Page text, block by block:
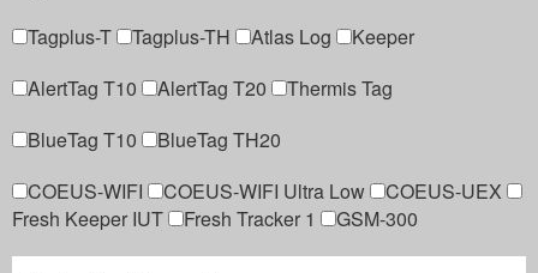
Tagplus-T
Tagplus-TH Atlas Log
Keeper
AlertTag T10
AlertTag T20
Thermis Tag
BlueTag T10
BlueTag TH20
COEUS-WIFI
COEUS-WIFI Ultra Low
COEUS-UEX
Fresh Keeper IUT
Fresh Tracker 1 GSM-300